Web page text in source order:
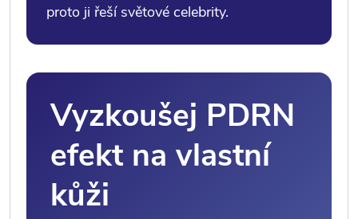
proto ji řeší světové celebrity.
Vyzkoušej PDRN
efekt na vlastní
kůži